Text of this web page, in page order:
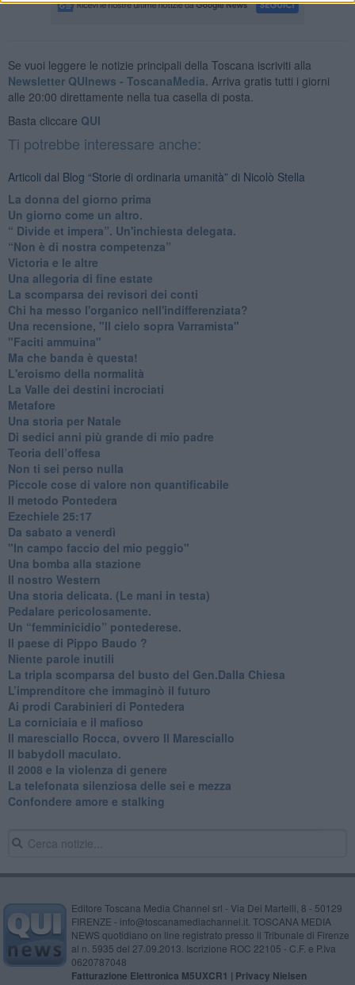
Se vuoi leggere le notizie principali della Toscana iscriviti alla
Newsletter QUInews - ToscanaMedia. Arriva gratis tutti i giorni
alle 20:00 direttamente nella tua casella di posta.
Basta cliccare QUI
Ti potrebbe interessare anche:
Articoli dal Blog “Storie di ordinaria umanità” di Nicolò Stella
​La donna del giorno prima
​Un giorno come un altro.
​“ Divide et impera”. Un'inchiesta delegata.
“Non è di nostra competenza”
​Victoria e le altre
Una allegoria di fine estate
La scomparsa dei revisori dei conti
Chi ha messo l'organico nell'indifferenziata?
Una recensione, "Il cielo sopra Varramista"
​"Faciti ammuina"
Ma che banda è questa!
L'eroismo della normalità
​La Valle dei destini incrociati
Metafore
​Una storia per Natale
​Di sedici anni più grande di mio padre
Teoria dell’offesa
​Non ti sei perso nulla
​Piccole cose di valore non quantificabile
​Il metodo Pontedera
​Ezechiele 25:17
Da sabato a venerdì
"In campo faccio del mio peggio"
Una bomba alla stazione
Il nostro Western
Una storia delicata. (Le mani in testa)
Pedalare pericolosamente.
Un “femminicidio” pontederese.
Il paese di Pippo Baudo ?
Niente parole inutili
La tripla scomparsa del busto del Gen.Dalla Chiesa
​L’imprenditore che immaginò il futuro
Ai prodi Carabinieri di Pontedera
​La corniciaia e il mafioso
Il maresciallo Rocca, ovvero Il Maresciallo
​Il babydoll maculato.
​Il 2008 e la violenza di genere
La telefonata silenziosa delle sei e mezza
​Confondere amore e stalking
Editore Toscana Media Channel srl - Via Dei Martelli, 8 - 50129
FIRENZE - info@toscanamediachannel.it. TOSCANA MEDIA
NEWS quotidiano on line registrato presso il Tribunale di Firenze
al n. 5935 del 27.09.2013. Iscrizione ROC 22105 - C.F. e P.Iva
0620787048
Fatturazione Elettronica M5UXCR1 | Privacy Nielsen